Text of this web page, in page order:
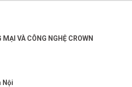
VÀ CÔNG NGHỆ CROWN
Nội